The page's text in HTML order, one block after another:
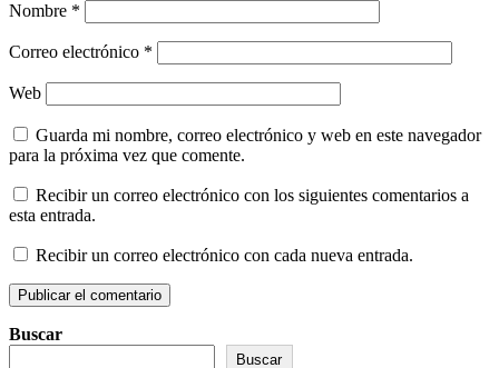
Nombre *
Correo electrónico *
Web
Guarda mi nombre, correo electrónico y web en este navegador
para la próxima vez que comente.
Recibir un correo electrónico con los siguientes comentarios a
esta entrada.
Recibir un correo electrónico con cada nueva entrada.
Buscar
Buscar